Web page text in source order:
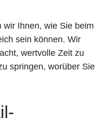
wir Ihnen, wie Sie beim
sein können. Wir
wertvolle Zeit zu
springen, worüber Sie